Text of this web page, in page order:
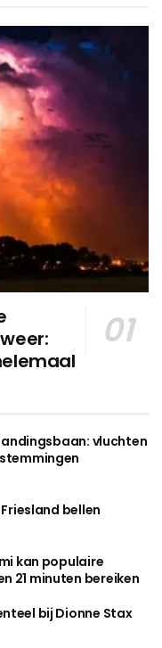
vluchten
bellen
kan populaire
21 minuten bereiken
bij Dionne Stax